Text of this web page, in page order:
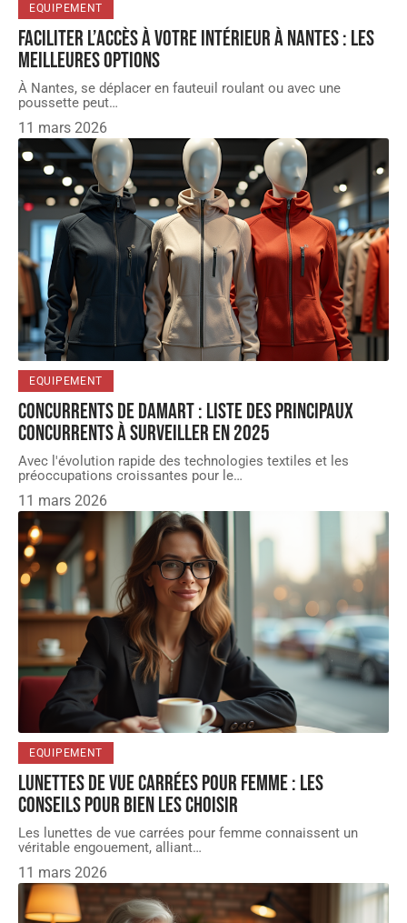
EQUIPEMENT
Faciliter l’accès à votre intérieur à Nantes : les
meilleures options
À Nantes, se déplacer en fauteuil roulant ou avec une
poussette peut…
11 mars 2026
EQUIPEMENT
Concurrents de Damart : liste des principaux
concurrents à surveiller en 2025
Avec l'évolution rapide des technologies textiles et les
préoccupations croissantes pour le…
11 mars 2026
EQUIPEMENT
Lunettes de vue carrées pour femme : les
conseils pour bien les choisir
Les lunettes de vue carrées pour femme connaissent un
véritable engouement, alliant…
11 mars 2026